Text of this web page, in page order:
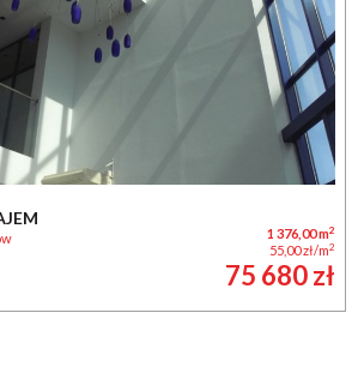
1 376,00 m2
55,00 zł/m2
75 680 zł